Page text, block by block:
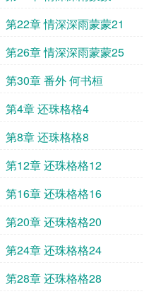
第22章 情深深雨蒙蒙21
第26章 情深深雨蒙蒙25
第30章 番外 何书桓
第4章 还珠格格4
第8章 还珠格格8
第12章 还珠格格12
第16章 还珠格格16
第20章 还珠格格20
第24章 还珠格格24
第28章 还珠格格28